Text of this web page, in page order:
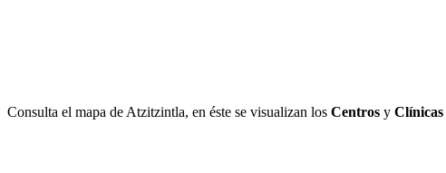
Consulta el mapa de Atzitzintla, en éste se visualizan los Centros y Clínicas